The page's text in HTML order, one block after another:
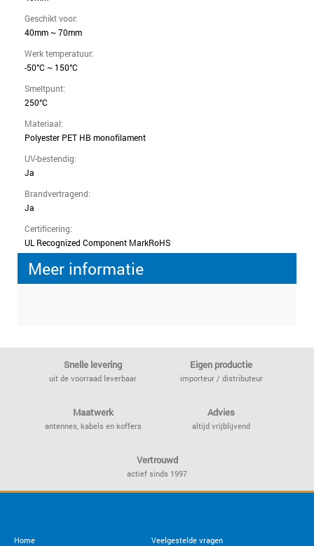
Geschikt voor:
40mm ~ 70mm
Werk temperatuur:
-50°C ~ 150°C
Smeltpunt:
250°C
Materiaal:
Polyester PET HB monofilament
UV-bestendig:
Ja
Brandvertragend:
Ja
Certificering:
UL Recognized Component MarkRoHS
Meer informatie
Snelle levering
uit de voorraad leverbaar
Eigen productie
importeur / distributeur
Maatwerk
antennes, kabels en koffers
Advies
altijd vrijblijvend
Vertrouwd
actief sinds 1997
Home
Veelgestelde vragen